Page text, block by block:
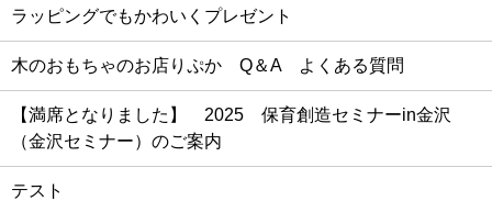
ラッピングでもかわいくプレゼント
木のおもちゃのお店りぷか Q＆A よくある質問
【満席となりました】 2025 保育創造セミナーin金沢
（金沢セミナー）のご案内
テスト